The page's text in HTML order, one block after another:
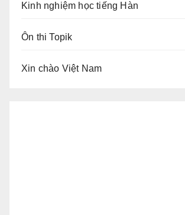
Kinh nghiệm học tiếng Hàn
Ôn thi Topik
Xin chào Việt Nam